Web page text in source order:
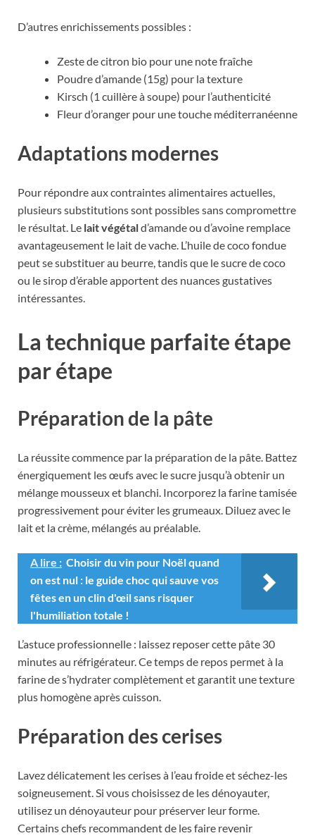
D’autres enrichissements possibles :
Zeste de citron bio pour une note fraîche
Poudre d’amande (15g) pour la texture
Kirsch (1 cuillère à soupe) pour l’authenticité
Fleur d’oranger pour une touche méditerranéenne
Adaptations modernes
Pour répondre aux contraintes alimentaires actuelles,
plusieurs substitutions sont possibles sans compromettre
le résultat. Le lait végétald’amande ou d’avoine remplace
avantageusement le lait de vache. L’huile de coco fondue
peut se substituer au beurre, tandis que le sucre de coco
ou le sirop d’érable apportent des nuances gustatives
intéressantes.
La technique parfaite étape
par étape
Préparation de la pâte
La réussite commence par la préparation de la pâte. Battez
énergiquement les œufs avec le sucre jusqu’à obtenir un
mélange mousseux et blanchi. Incorporez la farine tamisée
progressivement pour éviter les grumeaux. Diluez avec le
lait et la crème, mélangés au préalable.
A lire : Choisir du vin pour Noël quand
on est nul : le guide choc qui sauve vos
fêtes en un clin d'œil sans risquer
l'humiliation totale !
L’astuce professionnelle : laissez reposer cette pâte 30
minutes au réfrigérateur. Ce temps de repos permet à la
farine de s’hydrater complètement et garantit une texture
plus homogène après cuisson.
Préparation des cerises
Lavez délicatement les cerises à l’eau froide et séchez-les
soigneusement. Si vous choisissez de les dénoyauter,
utilisez un dénoyauteur pour préserver leur forme.
Certains chefs recommandent de les faire revenir